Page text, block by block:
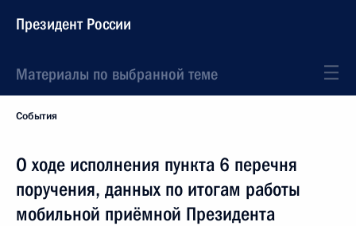
Президент России
Материалы по выбранной теме
События
О ходе исполнения пункта 6 перечня
поручения, данных по итогам работы
мобильной приёмной Президента